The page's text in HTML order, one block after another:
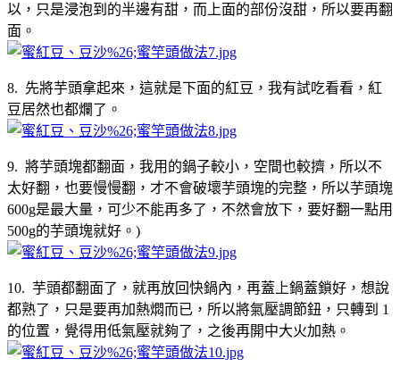
以，只是浸泡到的半邊有甜，而上面的部份沒甜，所以要再翻
面。
8. 先將芋頭拿起來，這就是下面的紅豆，我有試吃看看，紅
豆居然也都爛了。
9. 將芋頭塊都翻面，我用的鍋子較小，空間也較擠，所以不
太好翻，也要慢慢翻，才不會破壞芋頭塊的完整，所以芋頭塊
600g是最大量，可少不能再多了，不然會放下，要好翻一點用
500g的芋頭塊就好。)
10. 芋頭都翻面了，就再放回快鍋內，再蓋上鍋蓋鎖好，想說
都熟了，只是要再加熱燜而已，所以將氣壓調節鈕，只轉到 1
的位置，覺得用低氣壓就夠了，之後再開中大火加熱。